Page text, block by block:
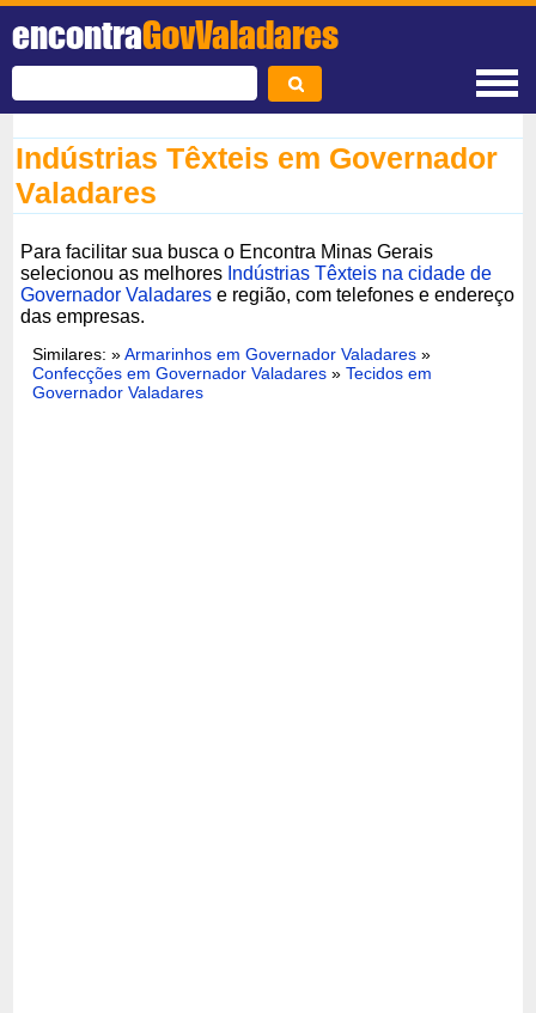
encontraGovValadares
Indústrias Têxteis em Governador
Valadares
Para facilitar sua busca o Encontra Minas Gerais
selecionou as melhores Indústrias Têxteis na cidade de
Governador Valadares e região, com telefones e endereço
das empresas.
Similares: »Armarinhos em Governador Valadares »
Confecções em Governador Valadares »Tecidos em
Governador Valadares